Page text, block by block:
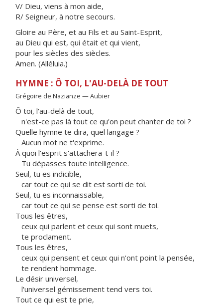
V/ Dieu, viens à mon aide,
R/ Seigneur, à notre secours.
Gloire au Père, et au Fils et au Saint-Esprit,
au Dieu qui est, qui était et qui vient,
pour les siècles des siècles.
Amen. (Alléluia.)
HYMNE : Ô TOI, L'AU-DELÀ DE TOUT
Grégoire de Nazianze — Aubier
Ô toi, l'au-delà de tout,
n'est-ce pas là tout ce qu'on peut chanter de toi ?
Quelle hymne te dira, quel langage ?
Aucun mot ne t'exprime.
À quoi l'esprit s'attachera-t-il ?
Tu dépasses toute intelligence.
Seul, tu es indicible,
car tout ce qui se dit est sorti de toi.
Seul, tu es inconnaissable,
car tout ce qui se pense est sorti de toi.
Tous les êtres,
ceux qui parlent et ceux qui sont muets,
te proclament.
Tous les êtres,
ceux qui pensent et ceux qui n'ont point la pensée,
te rendent hommage.
Le désir universel,
l'universel gémissement tend vers toi.
Tout ce qui est te prie,